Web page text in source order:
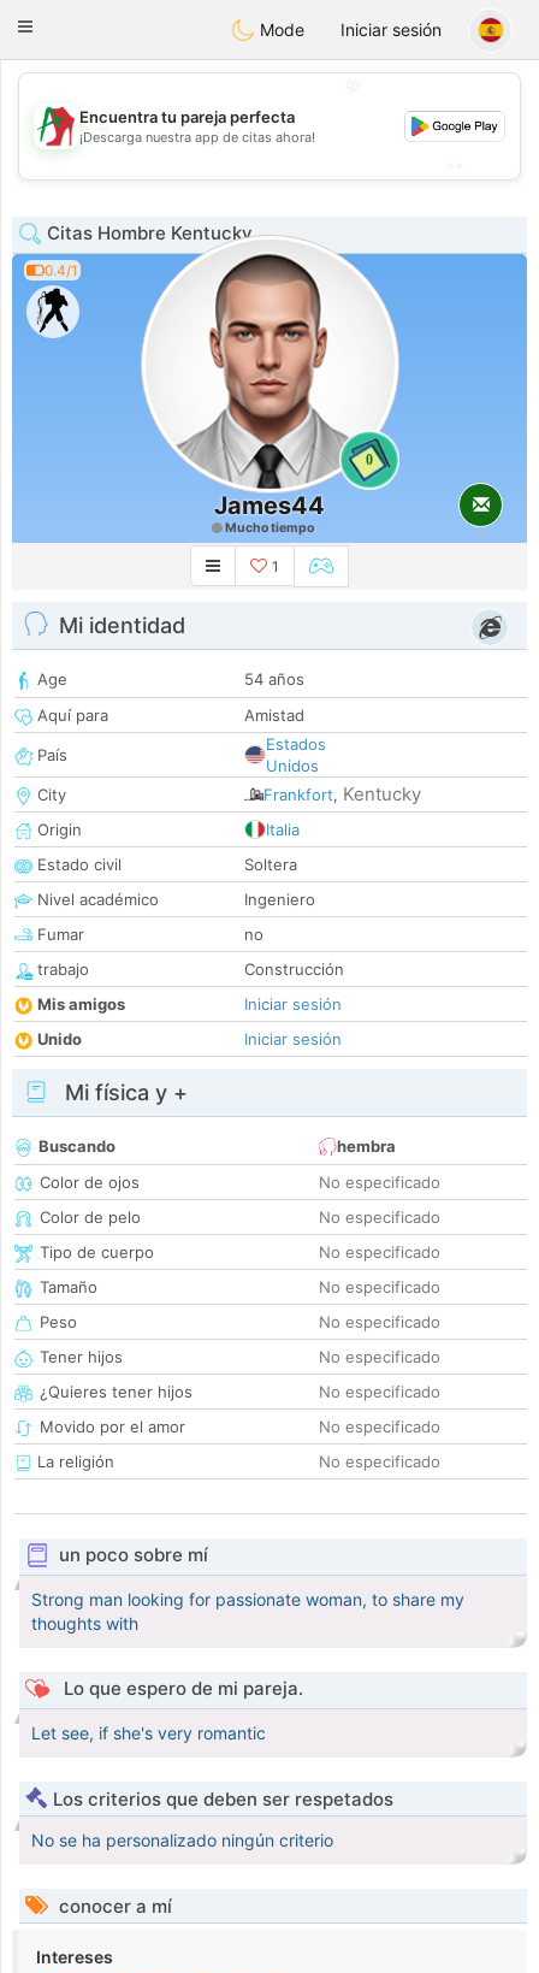
Amami Ora
Toggle
Mode Iniciar sesión
💖
💕
Encuentra tu pareja perfecta
¡Descarga nuestra app de citas ahora!
Citas Hombre Kentucky
0.4/1
0
James44
Mucho tiempo
1
Mi identidad
Age
54 años
Aquí para
Amistad
País
Estados
Unidos
City
Frankfort, Kentucky
Origin
Italia
Estado civil
Soltera
Nivel académico
Ingeniero
Fumar
no
trabajo
Construcción
Mis amigos
Iniciar sesión
Unido
Iniciar sesión
Mi física y +
Buscando
hembra
Color de ojos
No especificado
Color de pelo
No especificado
Tipo de cuerpo
No especificado
Tamaño
No especificado
Peso
No especificado
Tener hijos
No especificado
¿Quieres tener hijos
No especificado
Movido por el amor
No especificado
La religión
No especificado
un poco sobre mí
Strong man looking for passionate woman, to share my
thoughts with
Lo que espero de mi pareja.
Let see, if she's very romantic
Los criterios que deben ser respetados
No se ha personalizado ningún criterio
conocer a mí
Intereses